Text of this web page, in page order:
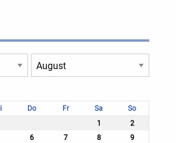
Do Fr Sa
So
1
2
6 7 8
9